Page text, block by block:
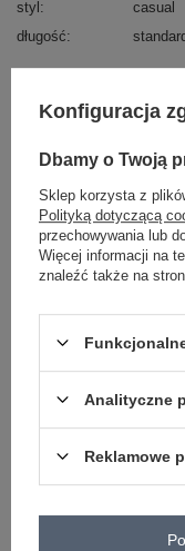
styl
casual
długość
ZAKŁADKA
Z
TikTok Challenge i
Konfiguracja
Dbamy o Twoją
Sklep korzysta z
Polityką dotyczącą
przechowywania lub
Więcej informacji na
znaleźć także na
Analityczne
Reklamowe